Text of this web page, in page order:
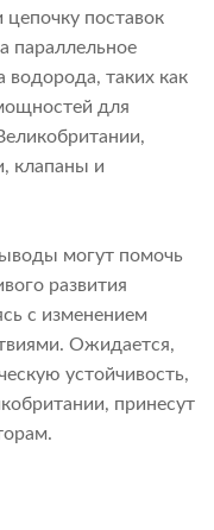
поставок
параллельное
водорода, таких как
для
клапаны и
могут помочь
развития
с изменением
Ожидается,
устойчивость,
принесут